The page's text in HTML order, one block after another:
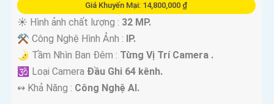
Giá Khuyến Mại: 14,800,000 ₫
☀️ Hình ảnh chất lượng : 32 MP.
⚒ Công Nghệ Hình Ảnh :
IP.
🌛 Tầm Nhìn Ban Đêm : Từng Vị Trí Camera .
🕉️ Loại Camera Đầu Ghi 64 kênh.
️↭ Khả Năng : Công Nghệ AI.